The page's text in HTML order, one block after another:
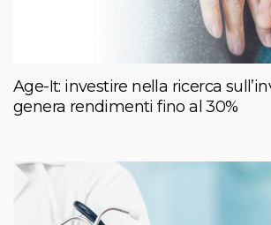
Age-It: investire nella ricerca
genera rendimenti fino al 30%